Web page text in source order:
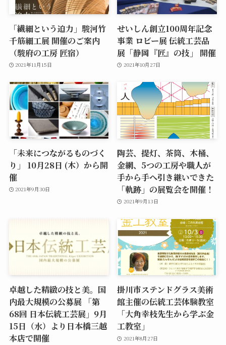
「繊細という迫力」駿河竹
千筋細工展 開催のご案内
（駿府の工房 匠宿）
2021年11月15日
せいしん創立100周年記念
事業 ロビー展 伝統工芸品
展「静岡『匠』の技」 開催
2021年10月27日
「未来につながるものづく
り」 10月28日 (木）から開
催
2021年9月30日
陶芸、提灯、茶筒、木桶、
金網、5つの工房や職人が
手から手へ引き継いできた
「軌跡」の展覧会を開催！
2021年9月13日
卓越した精緻の技と美。国
内最大規模の公募展 「第
68回 日本伝統工芸展」9月
15日（水）より日本橋三越
本店で開催
掛川市ステンドグラス美術
館主催の伝統工芸体験教室
「大角幸枝先生から学ぶ金
工教室」
2021年8月27日